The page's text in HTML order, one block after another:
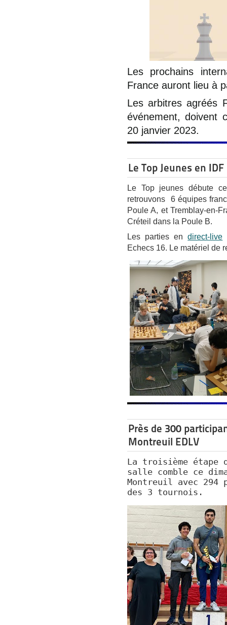
Les prochains
France auront lieu à
Les arbitres agréés
événement, doivent
20 janvier 2023.
Le Top Jeunes en IDF
Le Top jeunes débute
retrouvons 6 équipes
Poule A, et Tremblay-en-
Créteil dans la Poule B.
Les parties endirect-live
Echecs 16. Le matériel de
Près de 300
Montreuil EDLV
La troisième
salle comble ce
Montreuil avec 294
des 3 tournois.